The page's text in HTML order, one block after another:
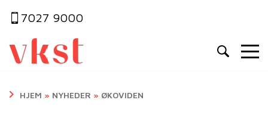
7027 9000
HJEM » NYHEDER » ØKOVIDEN